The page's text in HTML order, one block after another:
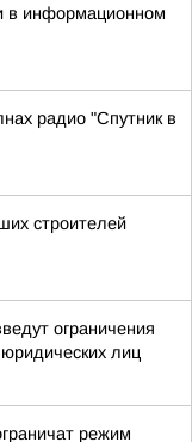
в информационном
радио "Спутник в
строителей
ограничения
лиц
режим